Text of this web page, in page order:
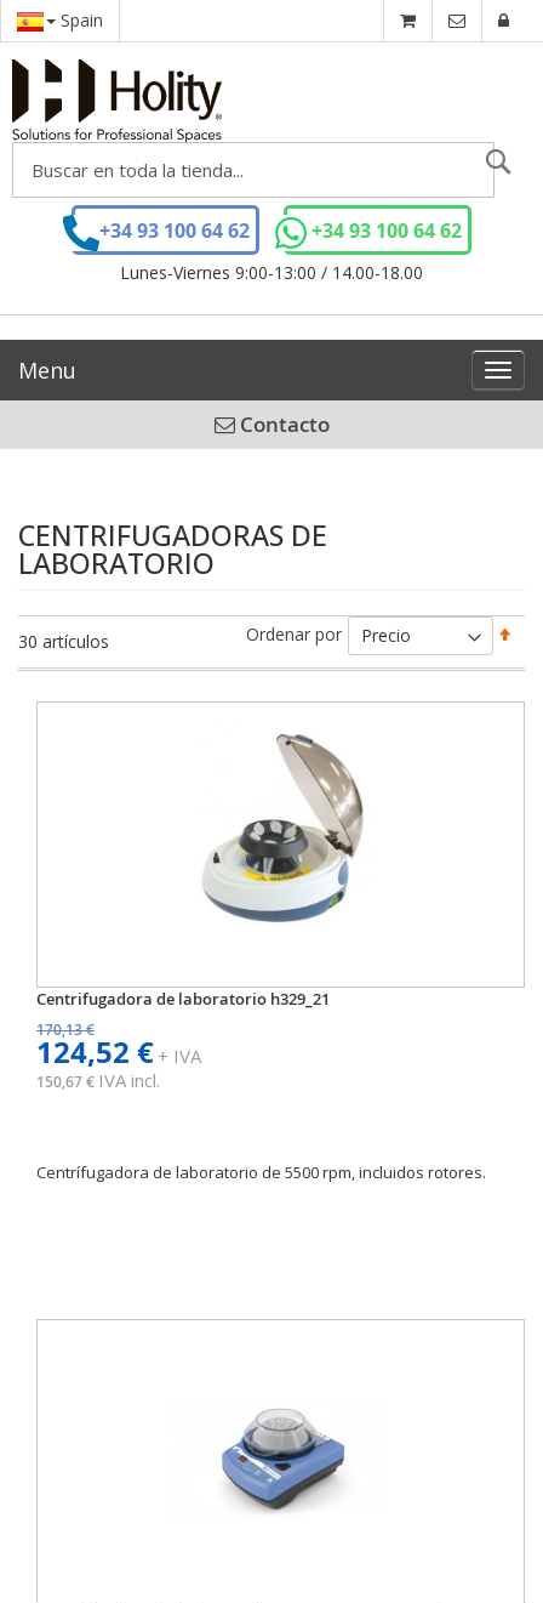
Spain
+34 93 100 64 62 +34 93 100 64 62
Lunes-Viernes 9:00-13:00 / 14.00-18.00
Menu
Contacto
CENTRIFUGADORAS DE
LABORATORIO
30 artículos Ordenar por
Centrifugadora de laboratorio h329_21
170,13 €
124,52 €+ IVA
150,67 € IVA incl.
Centrífugadora de laboratorio de 5500 rpm, incluidos rotores.